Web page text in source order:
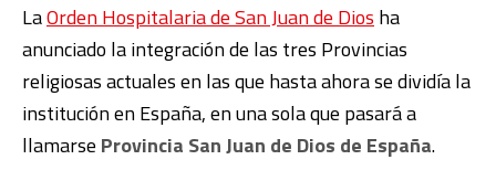
LaOrden Hospitalaria de San Juan de Dios ha
anunciado la integración de las tres Provincias
religiosas actuales en las que hasta ahora se dividía la
institución en España, en una sola que pasará a
llamarse Provincia San Juan de Dios de España.